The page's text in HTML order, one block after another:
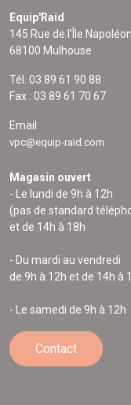
Equip'Raid
145 Rue de l'Île Napoléon
68100 Mulhouse
Tél. 03 89 61 90 88
Fax : 03 89 61 70 67
Email
vpc@equip-raid.com
Magasin ouvert
- Le lundi de 9h à 12h
(pas de standard
et de 14h à 18h
- Du mardi au vendredi
de 9h à 12h et de 14h à
- Le samedi de 9h à 12h
Contact